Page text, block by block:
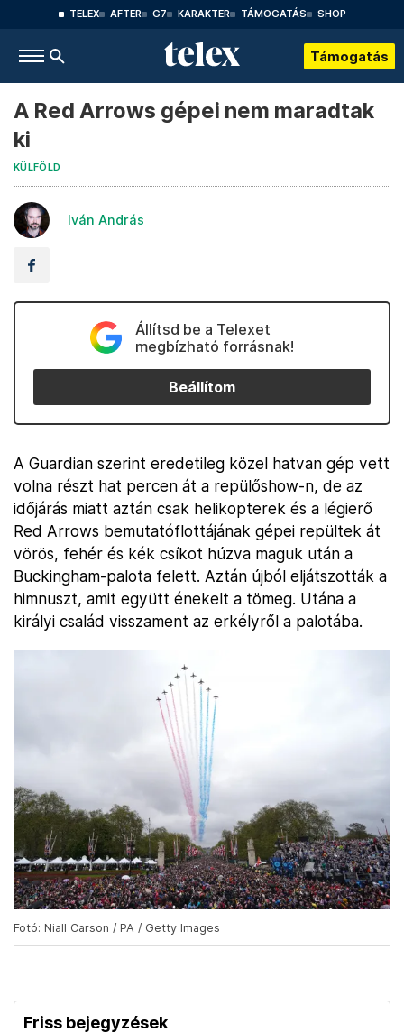
TELEX AFTER G7 KARAKTER TÁMOGATÁS SHOP
Támogatás
A Red Arrows gépei nem maradtak
ki
KÜLFÖLD
Iván András
Állítsd be a Telexet
megbízható forrásnak!
Beállítom
A Guardian szerint eredetileg közel hatvan gép vett
volna részt hat percen át a repülőshow-n, de az
időjárás miatt aztán csak helikopterek és a légierő
Red Arrows bemutatóflottájának gépei repültek át
vörös, fehér és kék csíkot húzva maguk után a
Buckingham-palota felett. Aztán újból eljátszották a
himnuszt, amit együtt énekelt a tömeg. Utána a
királyi család visszament az erkélyről a palotába.
Fotó: Niall Carson / PA / Getty Images
Friss bejegyzések